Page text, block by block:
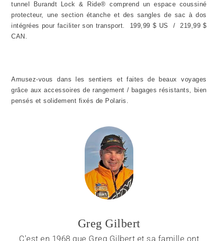
tunnel Burandt Lock & Ride® comprend un espace coussiné
protecteur, une section étanche et des sangles de sac à dos
intégrées pour faciliter son transport. 199,99 $ US / 219,99 $
CAN.
Amusez-vous dans les sentiers et faites de beaux voyages
grâce aux accessoires de rangement / bagages résistants, bien
pensés et solidement fixés de Polaris.
Greg Gilbert
C'est en 1968 que Greg Gilbert et sa famille ont